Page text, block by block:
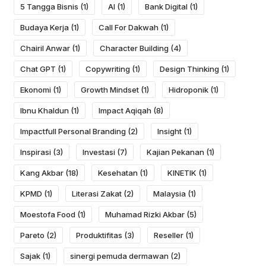
5 Tangga Bisnis (1) AI (1) Bank Digital (1)
Budaya Kerja (1) Call For Dakwah (1)
Chairil Anwar (1) Character Building (4)
Chat GPT (1) Copywriting (1) Design Thinking (1)
Ekonomi (1) Growth Mindset (1) Hidroponik (1)
Ibnu Khaldun (1) Impact Aqiqah (8)
Impactfull Personal Branding (2) Insight (1)
Inspirasi (3) Investasi (7) Kajian Pekanan (1)
Kang Akbar (18) Kesehatan (1) KINETIK (1)
KPMD (1) Literasi Zakat (2) Malaysia (1)
Moestofa Food (1) Muhamad Rizki Akbar (5)
Pareto (2) Produktifitas (3) Reseller (1)
Sajak (1) sinergi pemuda dermawan (2)